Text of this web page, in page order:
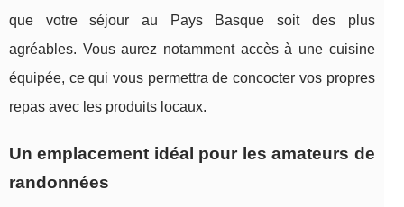
que votre séjour au Pays Basque soit des plus
agréables. Vous aurez notamment accès à une cuisine
équipée, ce qui vous permettra de concocter vos propres
repas avec les produits locaux.
Un emplacement idéal pour les amateurs de
randonnées